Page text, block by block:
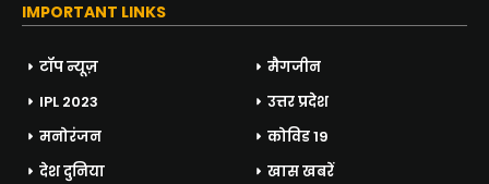
IMPORTANT LINKS
टॉप न्यूज़
मैगजीन
IPL 2023
उत्तर प्रदेश
मनोरंजन
कोविड 19
देश दुनिया
खास खबरें